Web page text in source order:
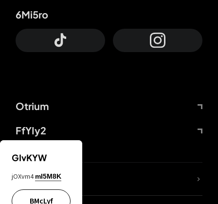
Otrium
FfYIy2
6Mi5ro
DDcvSo
GIvKYW
jOXvm4 mI5M8K
BMcLyf